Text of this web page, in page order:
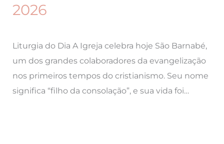
2026
Liturgia do Dia A Igreja celebra hoje São Barnabé,
um dos grandes colaboradores da evangelização
nos primeiros tempos do cristianismo. Seu nome
significa “filho da consolação”, e sua vida foi…